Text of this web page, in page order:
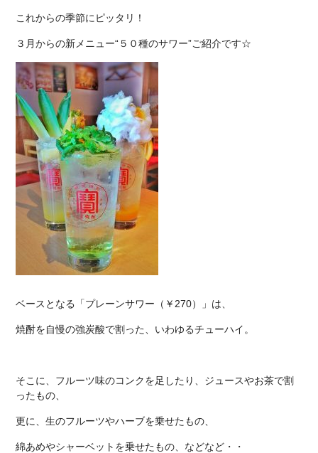
これからの季節にピッタリ！
３月からの新メニュー“５０種のサワー”ご紹介です☆
ベースとなる「プレーンサワー（￥270）」は、
焼酎を自慢の強炭酸で割った、いわゆるチューハイ。
そこに、フルーツ味のコンクを足したり、ジュースやお茶で割
ったもの、
更に、生のフルーツやハーブを乗せたもの、
綿あめやシャーベットを乗せたもの、などなど・・